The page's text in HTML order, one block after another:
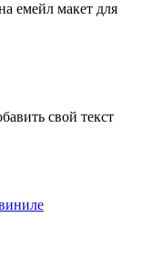
емейл макет для
свой текст